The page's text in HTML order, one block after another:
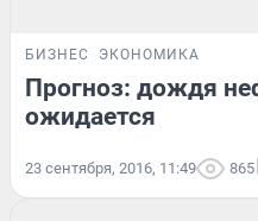
БИЗНЕС ЭКОНОМИКА
Прогноз: дождя
ожидается
23 сентября, 2016, 11:49 865